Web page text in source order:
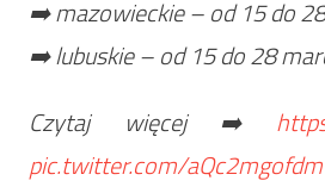
➡️ mazowieckie – od 15 do
➡️ lubuskie – od 15 do 28
Czytaj więcej ➡️
pic.twitter.com/aQc2mgofdm